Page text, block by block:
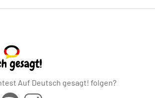
Auf Deutsch gesagt! folgen?